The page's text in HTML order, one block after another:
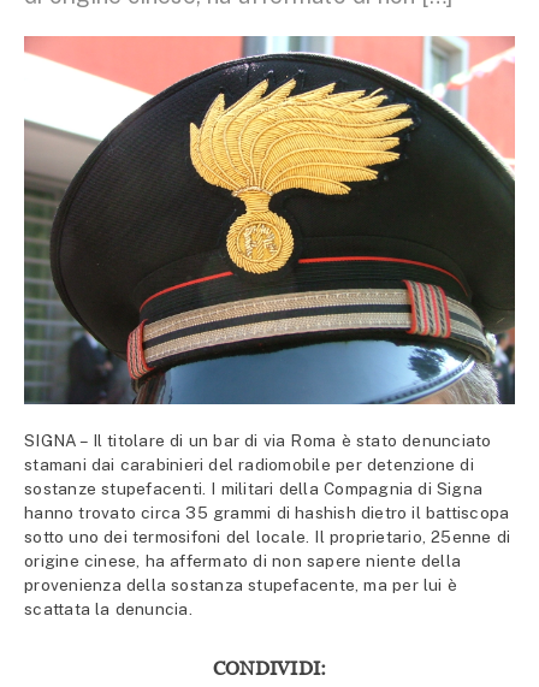
SIGNA – Il titolare di un bar di via Roma è stato denunciato
stamani dai carabinieri del radiomobile per detenzione di
sostanze stupefacenti. I militari della Compagnia di Signa
hanno trovato circa 35 grammi di hashish dietro il battiscopa
sotto uno dei termosifoni del locale. Il proprietario, 25enne di
origine cinese, ha affermato di non sapere niente della
provenienza della sostanza stupefacente, ma per lui è
scattata la denuncia.
CONDIVIDI: